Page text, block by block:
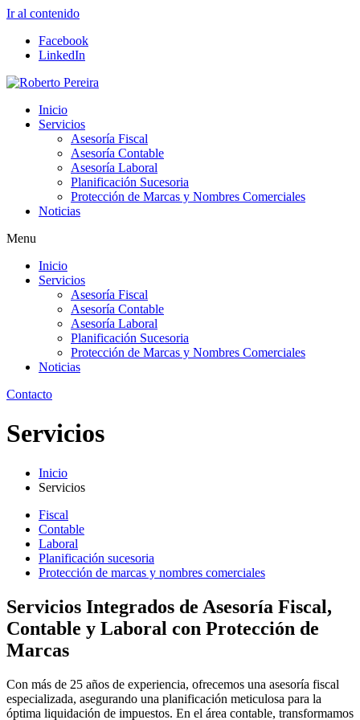
Ir al contenido
Facebook
LinkedIn
Inicio
Servicios
Asesoría Fiscal
Asesoría Contable
Asesoría Laboral
Planificación Sucesoria
Protección de Marcas y Nombres Comerciales
Noticias
Menu
Inicio
Servicios
Asesoría Fiscal
Asesoría Contable
Asesoría Laboral
Planificación Sucesoria
Protección de Marcas y Nombres Comerciales
Noticias
Contacto
Servicios
Inicio
Servicios
Fiscal
Contable
Laboral
Planificación sucesoria
Protección de marcas y nombres comerciales
Servicios Integrados de Asesoría Fiscal,
Contable y Laboral con Protección de
Marcas
Con más de 25 años de experiencia, ofrecemos una asesoría fiscal
especializada, asegurando una planificación meticulosa para la
óptima liquidación de impuestos. En el área contable, transformamos